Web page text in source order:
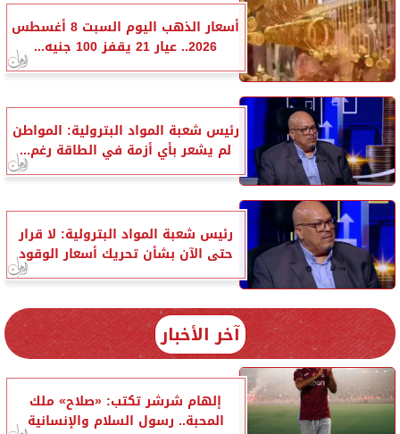
أسعار الذهب اليوم السبت 8 أغسطس
2026.. عيار 21 يقفز 100 جنيه...
رئيس شعبة المواد البترولية: المواطن
لم يشعر بأي أزمة في الطاقة رغم...
رئيس شعبة المواد البترولية: لا قرار
حتى الآن بشأن تحريك أسعار الوقود
آخر الأخبار
إلهام شرشر تكتب: «صلاح» ملك
المحبة.. رسول السلام والإنسانية